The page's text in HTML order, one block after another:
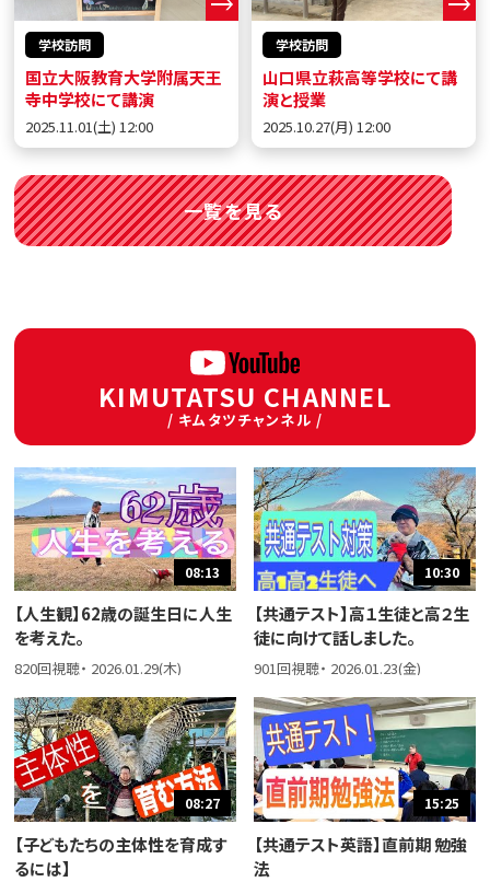
学校訪問
国立大阪教育大学附属天王
寺中学校にて講演
2025.11.01(土) 12:00
学校訪問
山口県立萩高等学校にて講
演と授業
2025.10.27(月) 12:00
一覧を見る
KIMUTATSU CHANNEL
/ キムタツチャンネル /
08:13
【人生観】62歳の誕生日に人生
を考えた。
820回視聴・ 2026.01.29(木)
10:30
【共通テスト】高１生徒と高２生
徒に向けて話しました。
901回視聴・ 2026.01.23(金)
08:27
【子どもたちの主体性を育成す
るには】
15:25
【共通テスト英語】直前期 勉強
法